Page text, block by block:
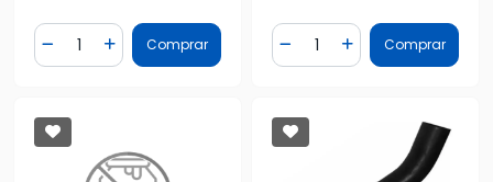
Diminuir Quantidade
Quantidade
Adicionar Quantidade
Comprar Diminuir Quantidade
Quantidade
AdicionarComprar